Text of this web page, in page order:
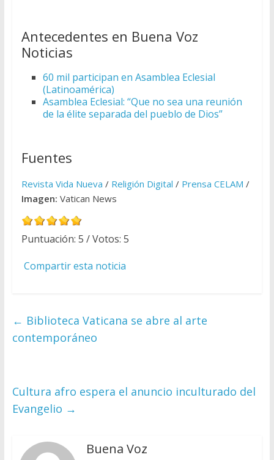
Antecedentes en Buena Voz
Noticias
60 mil participan en Asamblea Eclesial
(Latinoamérica)
Asamblea Eclesial: “Que no sea una reunión
de la élite separada del pueblo de Dios”
Fuentes
Revista Vida Nueva / Religión Digital / Prensa CELAM /
Imagen: Vatican News
Puntuación: 5 / Votos: 5
Compartir esta noticia
← Biblioteca Vaticana se abre al arte
contemporáneo
Cultura afro espera el anuncio inculturado del
Evangelio →
Buena Voz